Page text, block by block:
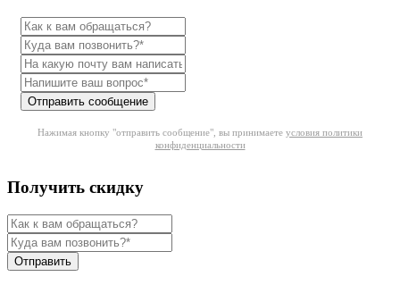
Отправить сообщение
Нажимая кнопку "отправить сообщение", вы принимаете условия политики
конфиденциальности
Получить скидку
Отправить